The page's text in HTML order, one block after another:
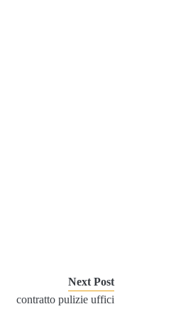
Next Post
contratto pulizie uffici​